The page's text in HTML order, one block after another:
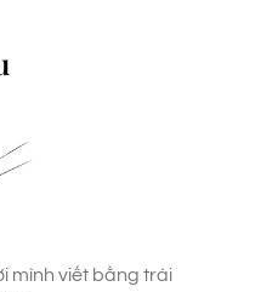
mình viết bằng trái